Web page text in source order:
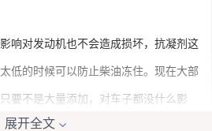
响对发动机也不会造成损坏，抗凝剂这
低的时候可以防止柴油冻住。现在大部
要不是大量添加，对车子都没什么影
展开全文